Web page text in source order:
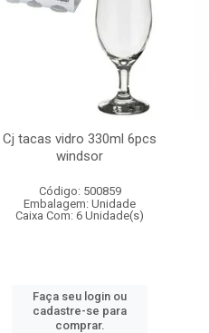
Cj tacas vidro 330ml 6pcs
windsor
Código: 500859
Embalagem: Unidade
Caixa Com: 6 Unidade(s)
Faça seu login ou
cadastre-se para
comprar.